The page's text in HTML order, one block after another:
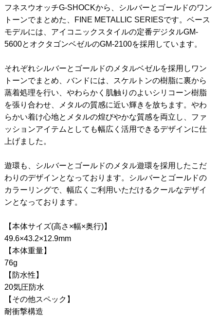
フネスウオッチG-SHOCKから、シルバーとゴールドのワン
トーンでまとめた、FINE METALLIC SERIESです。ベース
モデルには、アイコニックスタイルの定番デジタルGM-
5600とオクタゴンベゼルのGM-2100を採用しています。
それぞれシルバーとゴールドのメタルベゼルを採用しワン
トーンでまとめ、バンドには、スケルトンの樹脂に裏から
蒸着処理を行い、やわらかく肌触りのよいシリコーン樹脂
を張り合わせ、メタルの質感に近い輝きを放ちます。やわ
らかい着け心地とメタルの煌びやかな質感を両立し、ファ
ッションアイテムとしても幅広く活用できるデザインに仕
上げました。
遊環も、シルバーとゴールドのメタル遊環を採用したこだ
わりのデザインとなっております。シルバーとゴールドの
カラーリングで、幅広くご利用いただけるクールなデザイ
ンとなっております。
【本体サイズ(高さ×幅×奥行)】
49.6×43.2×12.9mm
【本体重量】
76g
【防水性】
20気圧防水
【その他スペック】
耐衝撃構造